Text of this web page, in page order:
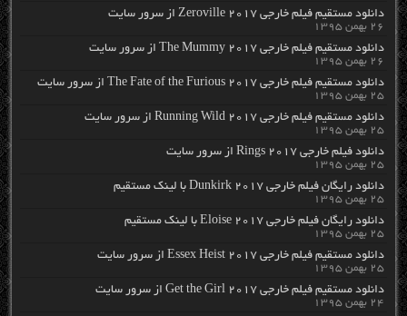
دانلود مستقیم فیلم خارجی Zeroville 2017 از سرور سایت
۲۶ بهمن ۱۳۹۵
دانلود مستقیم فیلم خارجی The Mummy 2017 از سرور سایت
۲۶ بهمن ۱۳۹۵
دانلود مستقیم فیلم خارجی The Fate of the Furious 2017 از سرور سایت
۲۵ بهمن ۱۳۹۵
دانلود مستقیم فیلم خارجی Running Wild 2017 از سرور سایت
۲۵ بهمن ۱۳۹۵
دانلود فیلم خارجی Rings 2017 از سرور سایت
۲۵ بهمن ۱۳۹۵
دانلود رایگان فیلم خارجی Dunkirk 2017 با لینک مستقیم
۲۵ بهمن ۱۳۹۵
دانلود رایگان فیلم خارجی Eloise 2017 با لینک مستقیم
۲۵ بهمن ۱۳۹۵
دانلود مستقیم فیلم خارجی Essex Heist 2017 از سرور سایت
۲۵ بهمن ۱۳۹۵
دانلود مستقیم فیلم خارجی Get the Girl 2017 از سرور سایت
۲۴ بهمن ۱۳۹۵